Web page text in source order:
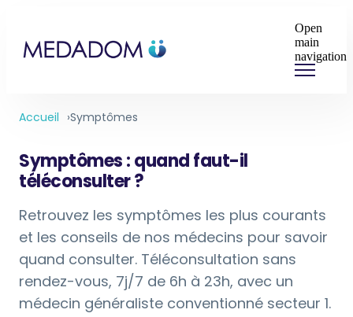
Open
main
navigation
Accueil Symptômes
Symptômes : quand faut-il
téléconsulter ?
Retrouvez les symptômes les plus courants
et les conseils de nos médecins pour savoir
quand consulter. Téléconsultation sans
rendez-vous, 7j/7 de 6h à 23h, avec un
médecin généraliste conventionné secteur 1.